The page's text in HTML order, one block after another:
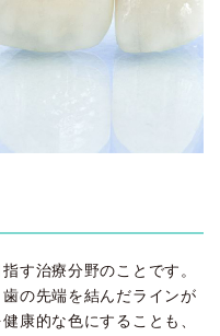
す治療分野のことです。
の先端を結んだラインが
康的な色にすることも、